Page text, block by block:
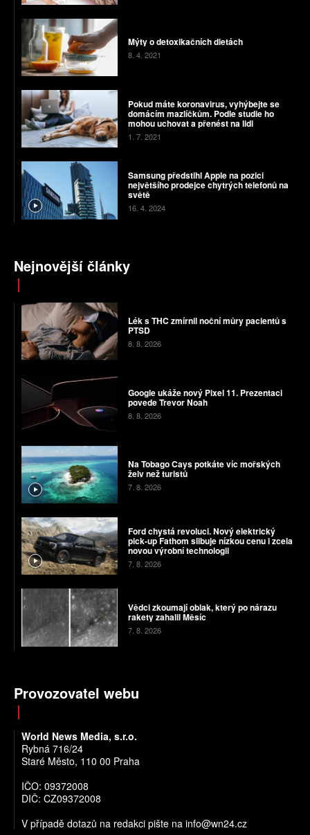
Mýty o detoxikačních dietách
8. 4. 2021
Pokud máte koronavirus, vyhýbejte se
domácím mazlíčkům. Podle studie ho
mohou uchovat a přenést na lidi
1. 7. 2021
Samsung předstihl Apple na pozici
největšího prodejce chytrých telefonů na
světě
16. 4. 2024
Nejnovější články
Lék s THC zmírnil noční můry pacientů s
PTSD
8. 8. 2026
Google ukáže nový Pixel 11. Prezentaci
povede Trevor Noah
8. 8. 2026
Na Tobago Cays potkáte víc mořských
želv než turistů
7. 8. 2026
Ford chystá revoluci. Nový elektrický
pick-up Fathom slibuje nízkou cenu i zcela
novou výrobní technologii
7. 8. 2026
Vědci zkoumají oblak, který po nárazu
rakety zahalil Měsíc
7. 8. 2026
Provozovatel webu
World News Media, s.r.o.
Rybná 716/24
Staré Město, 110 00 Praha
IČO: 09372008
DIČ: CZ09372008
V případě dotazů na redakci pište na info@wn24.cz